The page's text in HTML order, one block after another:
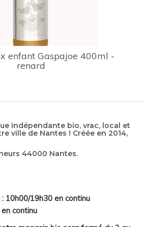
enfant Gaspajoe 400ml -
renard
indépendante bio, vrac, local et
ville de Nantes ! Créée en 2014,
44000 Nantes.
10h00/19h30 en continu
continu